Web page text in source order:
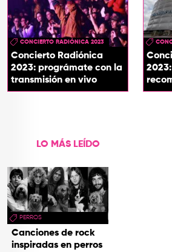
CONCIERTO RADIÓNICA 2023
Concierto Radiónica
2023: prográmate con la
transmisión en vivo
LO MÁS LEÍDO
PERROS
Canciones de rock
inspiradas en perros